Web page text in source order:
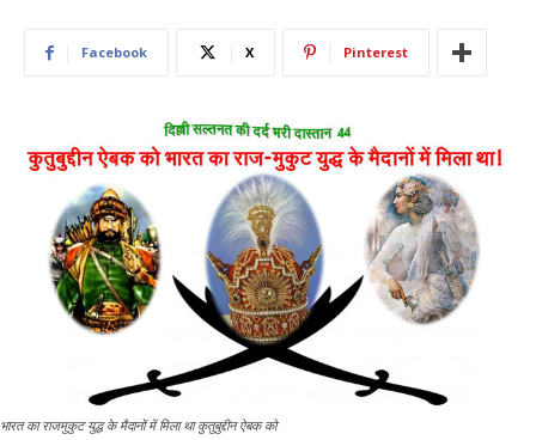
Facebook X Pinterest
भारत का राजमुकुट युद्ध के मैदानों में मिला था कुतुबुद्दीन ऐबक को